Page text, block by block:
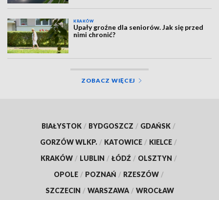
KRAKÓW
Upały groźne dla seniorów. Jak się przed
nimi chronić?
ZOBACZ WIĘCEJ
BIAŁYSTOK / BYDGOSZCZ / GDAŃSK /
GORZÓW WLKP. / KATOWICE / KIELCE /
KRAKÓW / LUBLIN / ŁÓDŹ / OLSZTYN /
OPOLE / POZNAŃ / RZESZÓW /
SZCZECIN / WARSZAWA / WROCŁAW